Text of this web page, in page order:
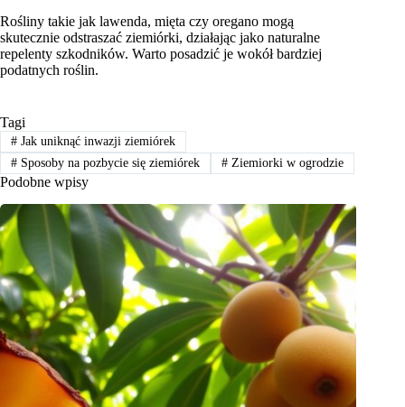
Rośliny takie jak lawenda, mięta czy oregano mogą
skutecznie odstraszać ziemiórki, działając jako naturalne
repelenty szkodników. Warto posadzić je wokół bardziej
podatnych roślin.
Tagi
#Jak uniknąć inwazji ziemiórek
#Sposoby na pozbycie się ziemiórek #Ziemiorki w ogrodzie
Podobne wpisy